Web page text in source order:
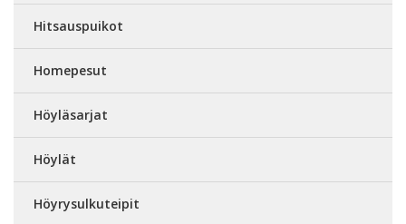
Hitsauspuikot
Homepesut
Höyläsarjat
Höylät
Höyrysulkuteipit